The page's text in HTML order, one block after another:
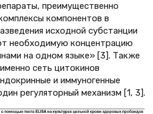
преимущественно
компонентов в
исходной субстанции
необходимую концентрацию
на одном языке» [3]. Также
сеть цитокинов
и иммуногенные
регуляторный механизм [1, 3].